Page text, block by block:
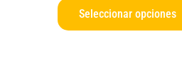
Seleccionar opciones